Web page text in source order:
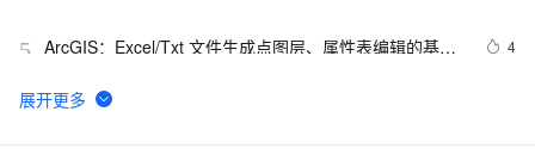
Object]。
5 ArcGIS：Excel/Txt 文件生成点图层、属性表编辑的基本
的字段计算器的使用
4
6 如何使用Hutool插入图片到Excel中？